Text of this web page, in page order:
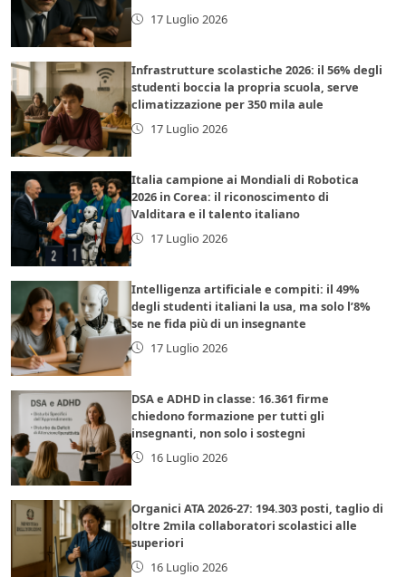
17 Luglio 2026
Infrastrutture scolastiche 2026: il 56% degli
studenti boccia la propria scuola, serve
climatizzazione per 350 mila aule
17 Luglio 2026
Italia campione ai Mondiali di Robotica
2026 in Corea: il riconoscimento di
Valditara e il talento italiano
17 Luglio 2026
Intelligenza artificiale e compiti: il 49%
degli studenti italiani la usa, ma solo l’8%
se ne fida più di un insegnante
17 Luglio 2026
DSA e ADHD in classe: 16.361 firme
chiedono formazione per tutti gli
insegnanti, non solo i sostegni
16 Luglio 2026
Organici ATA 2026-27: 194.303 posti, taglio di
oltre 2mila collaboratori scolastici alle
superiori
16 Luglio 2026